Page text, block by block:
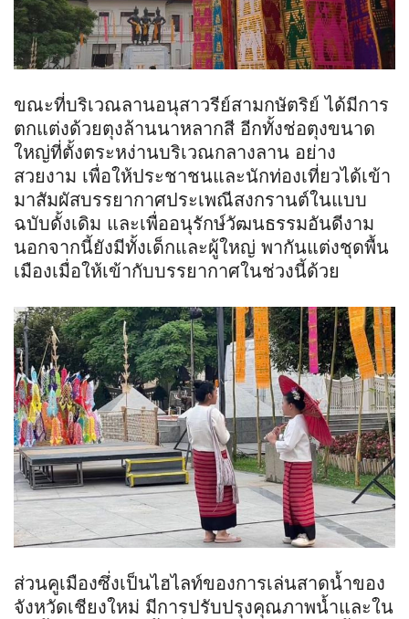
ขณะที่บริเวณลานอนุสาวรีย์สามกษัตริย์ ได้มีการ
ตกแต่งด้วยตุงล้านนาหลากสี อีกทั้งช่อตุงขนาด
ใหญ่ที่ตั้งตระหง่านบริเวณกลางลาน อย่าง
สวยงาม เพื่อให้ประชาชนและนักท่องเที่ยวได้เข้า
มาสัมผัสบรรยากาศประเพณีสงกรานต์ในแบบ
ฉบับดั้งเดิม และเพื่ออนุรักษ์วัฒนธรรมอันดีงาม
นอกจากนี้ยังมีทั้งเด็กและผู้ใหญ่ พากันแต่งชุดพื้น
เมืองเมื่อให้เข้ากับบรรยากาศในช่วงนี้ด้วย
ส่วนคูเมืองซึ่งเป็นไฮไลท์ของการเล่นสาดน้ำของ
จังหวัดเชียงใหม่ มีการปรับปรุงคุณภาพน้ำและใน